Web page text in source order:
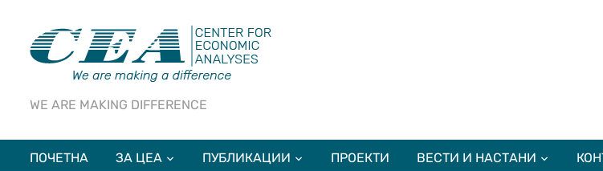
WE ARE MAKING DIFFERENCE
ПОЧЕТНА ЗА ЦЕА ПУБЛИКАЦИИ ПРОЕКТИ ВЕСТИ И НАСТАНИ